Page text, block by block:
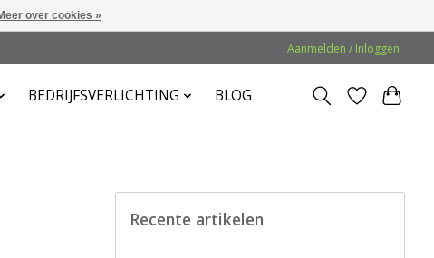
Aanmelden / Inloggen
BEDRIJFSVERLICHTING BLOG
Recente artikelen
over cookies »